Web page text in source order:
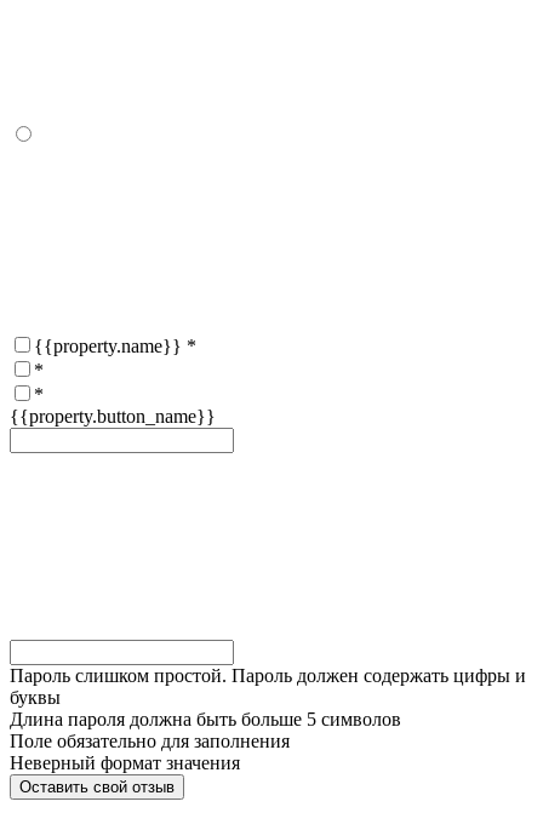
{{property.name}} *
*
*
{{property.button_name}}
Пароль слишком простой. Пароль должен содержать цифры и
буквы
Длина пароля должна быть больше 5 символов
Поле обязательно для заполнения
Неверный формат значения